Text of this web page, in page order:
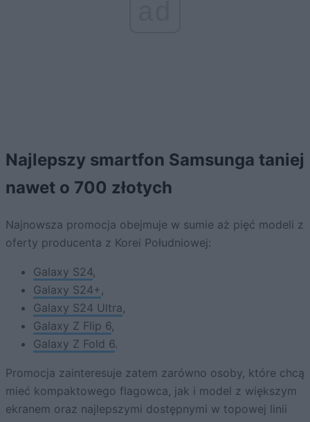
Najlepszy smartfon Samsunga taniej
nawet o 700 złotych
Najnowsza promocja obejmuje w sumie aż pięć modeli z
oferty producenta z Korei Południowej:
Galaxy S24,
Galaxy S24+ ,
Galaxy S24 Ultra,
Galaxy Z Flip 6,
Galaxy Z Fold 6.
Promocja zainteresuje zatem zarówno osoby, które chcą
mieć kompaktowego flagowca, jak i model z większym
ekranem oraz najlepszymi dostępnymi w topowej linii